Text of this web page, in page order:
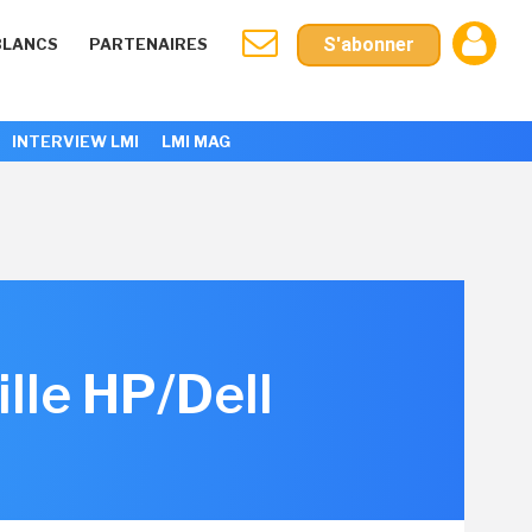
PARTENAIRES S'abonner
INTERVIEW LMI LMI MAG
HP/Dell